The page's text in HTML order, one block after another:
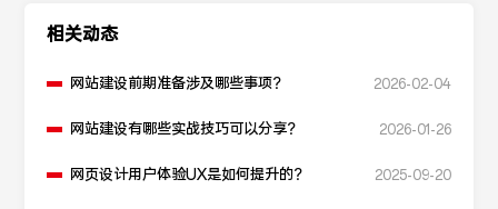
相关动态
网站建设前期准备涉及哪些事项？ 2026-02-04
网站建设有哪些实战技巧可以分享？ 2026-01-26
网页设计用户体验UX是如何提升的？ 2025-09-20